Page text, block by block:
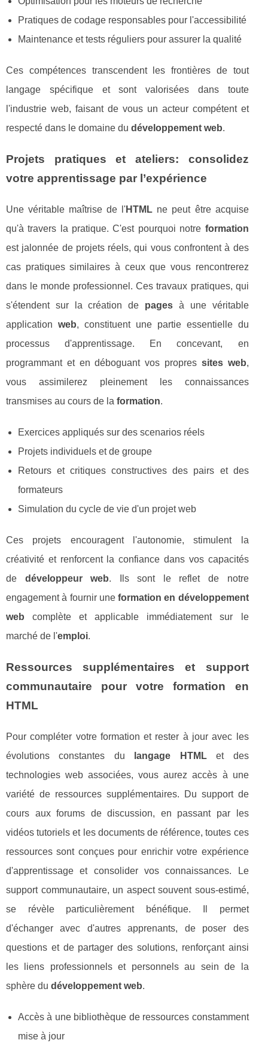
Pratiques de codage responsables pour l'accessibilité
Maintenance et tests réguliers pour assurer la qualité
Ces compétences transcendent les frontières de tout
langage spécifique et sont valorisées dans toute
l'industrie web, faisant de vous un acteur compétent et
respecté dans le domaine du développement web.
Projets pratiques et ateliers: consolidez
votre apprentissage par l’expérience
Une véritable maîtrise de l'HTML ne peut être acquise
qu'à travers la pratique. C'est pourquoi notre formation
est jalonnée de projets réels, qui vous confrontent à des
cas pratiques similaires à ceux que vous rencontrerez
dans le monde professionnel. Ces travaux pratiques, qui
s'étendent sur la création de pages à une véritable
application web, constituent une partie essentielle du
processus d'apprentissage. En concevant, en
programmant et en déboguant vos propres sites web,
vous assimilerez pleinement les connaissances
transmises au cours de la formation.
Exercices appliqués sur des scenarios réels
Projets individuels et de groupe
Retours et critiques constructives des pairs et des
formateurs
Simulation du cycle de vie d'un projet web
Ces projets encouragent l'autonomie, stimulent la
créativité et renforcent la confiance dans vos capacités
de développeur web. Ils sont le reflet de notre
engagement à fournir uneformation en développement
web complète et applicable immédiatement sur le
marché de l'emploi.
Ressources supplémentaires et support
communautaire pour votre formation en
HTML
Pour compléter votre formation et rester à jour avec les
évolutions constantes du
langage HTMLet des
technologies web associées, vous aurez accès à une
variété de ressources supplémentaires. Du support de
cours aux forums de discussion, en passant par les
vidéos tutoriels et les documents de référence, toutes ces
ressources sont conçues pour enrichir votre expérience
d'apprentissage et consolider vos connaissances. Le
support communautaire, un aspect souvent sous-estimé,
se révèle particulièrement bénéfique. Il permet
d'échanger avec d'autres apprenants, de poser des
questions et de partager des solutions, renforçant ainsi
les liens professionnels et personnels au sein de la
sphère du développement web.
Accès à une bibliothèque de ressources constamment
mise à jour